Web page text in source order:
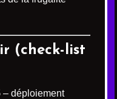
(check-list
– déploiement